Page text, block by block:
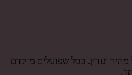
ועדין. ככל שפועלים מוקדם